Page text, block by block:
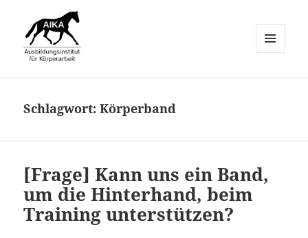
Schlagwort:Körperband
[Frage] Kann uns ein Band,
um die Hinterhand, beim
Training unterstützen?